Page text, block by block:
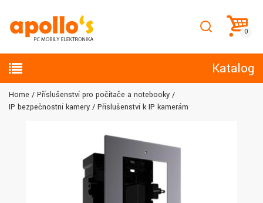
Katalog
Home
Příslušenství pro počítače a notebooky
IP bezpečnostní kamery
Příslušenství k IP kamerám